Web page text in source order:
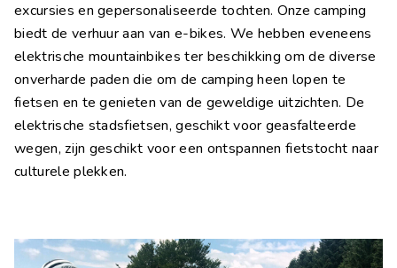
excursies en gepersonaliseerde tochten. Onze camping
biedt de verhuur aan van e-bikes. We hebben eveneens
elektrische mountainbikes ter beschikking om de diverse
onverharde paden die om de camping heen lopen te
fietsen en te genieten van de geweldige uitzichten. De
elektrische stadsfietsen, geschikt voor geasfalteerde
wegen, zijn geschikt voor een ontspannen fietstocht naar
culturele plekken.